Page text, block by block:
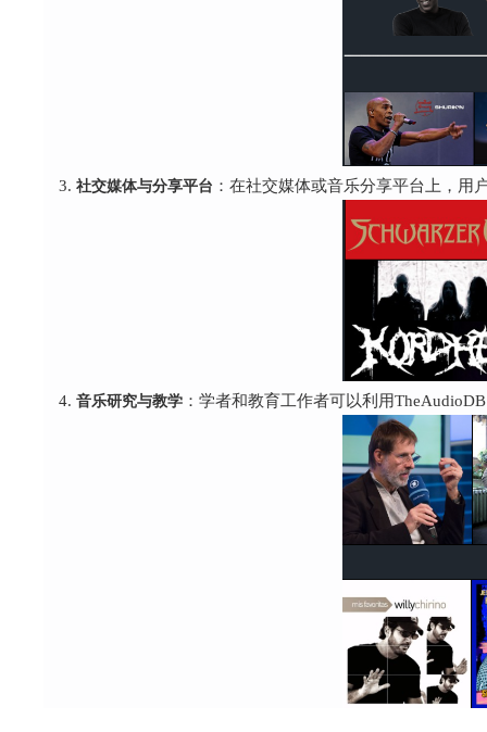
社交媒体与分享平台 ：在社交媒体或音乐分享平台上，
音乐研究与教学 ：学者和教育工作者可以利用